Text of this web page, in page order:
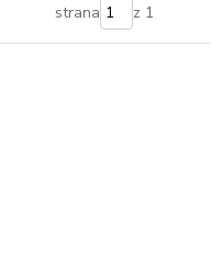
strana z 1
v případě